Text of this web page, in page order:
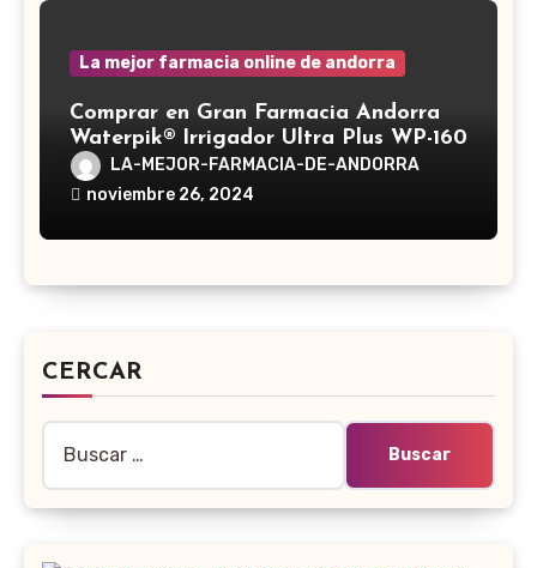
La mejor farmacia online de andorra
Comprar en Gran Farmacia Andorra
Waterpik® Irrigador Ultra Plus WP-160
LA-MEJOR-FARMACIA-DE-ANDORRA
noviembre 26, 2024
CERCAR